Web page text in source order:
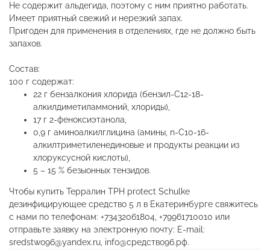
Не содержит альдегида, поэтому с ним приятно работать.
Имеет приятный свежий и нерезкий запах.
Пригоден для применения в отделениях, где не должно быть
запахов.
Состав:
100 г содержат:
22 г бензалкония хлорида (бензил-С12-18-
алкилдиметиламмоний, хлориды),
17 г 2-феноксиэтанола,
0,9 г аминоалкилглицина (амины, n-С10-16-
алкилтриметиленединовые и продукты реакции из
хлоруксусной кислоты),
5 – 15 % безыонных тензидов.
Чтобы купить Терралин ТРН protect Schulke
дезинфицирующее средство 5 л в Екатеринбурге свяжитесь
с нами по телефонам: +73432061804, +79961710010 или
отправьте заявку на электронную почту: E-mail:
sredstwo96@yandex.ru, info@средство96.рф.